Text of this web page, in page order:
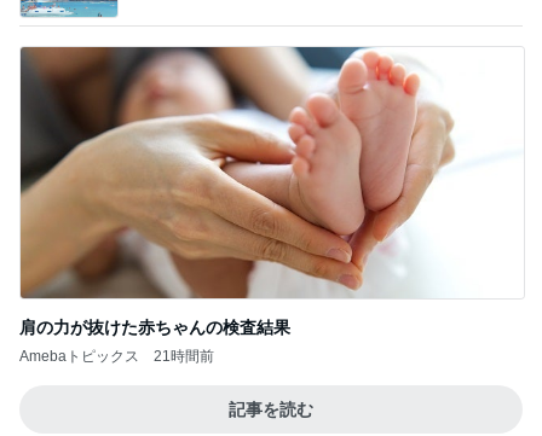
肩の力が抜けた赤ちゃんの検査結果
Amebaトピックス 21時間前
記事を読む